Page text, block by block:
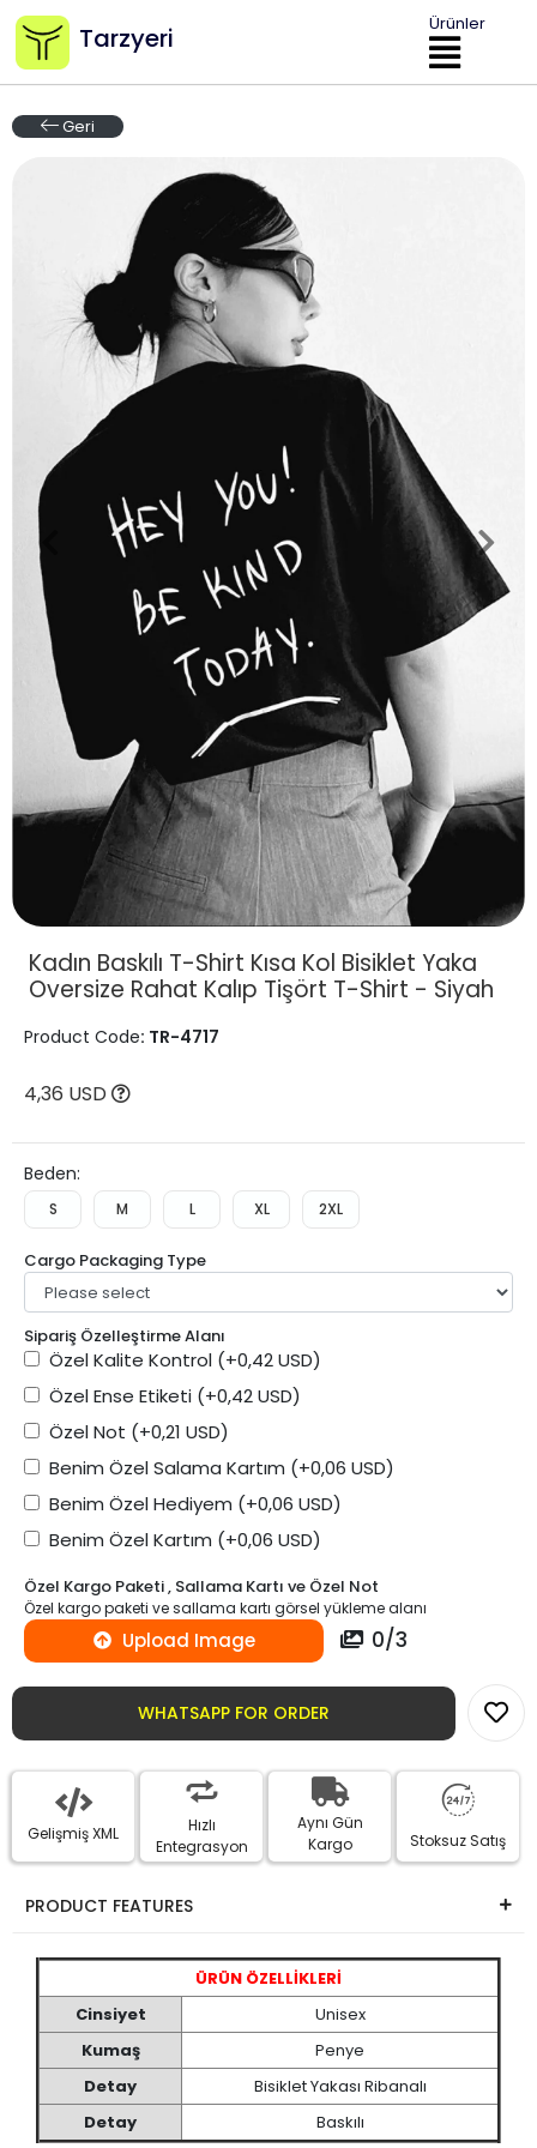
Tarzyeri Ürünler
Geri
Kadın Baskılı T-Shirt Kısa Kol Bisiklet Yaka
Oversize Rahat Kalıp Tişört T-Shirt - Siyah
Product Code: TR-4717
4,36 USD
Beden:
S M L XL 2XL
Cargo Packaging Type
Sipariş Özelleştirme Alanı
Özel Kalite Kontrol (+0,42 USD)
Özel Ense Etiketi (+0,42 USD)
Özel Not (+0,21 USD)
Benim Özel Salama Kartım (+0,06 USD)
Benim Özel Hediyem (+0,06 USD)
Benim Özel Kartım (+0,06 USD)
Özel Kargo Paketi , Sallama Kartı ve Özel Not
Özel kargo paketi ve sallama kartı görsel yükleme alanı
Upload Image 0/3
WHATSAPP FOR ORDER
Gelişmiş XML
Hızlı
Entegrasyon
Aynı Gün
Kargo
Stoksuz Satış
PRODUCT FEATURES
ÜRÜN ÖZELLİKLERİ
Cinsiyet
Unisex
Kumaş
Penye
Detay
Bisiklet Yakası Ribanalı
Detay
Baskılı